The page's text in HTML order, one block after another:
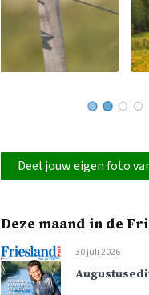
Deel jouw eigen foto
Deze maand in de
30 juli 2026